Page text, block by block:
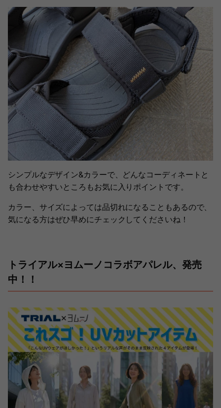
シンプルなデザイン&カラーで、どんなコーディネートと
も合わせやすいところもお気に入りポイントです。
カラー、サイズによっては品切れになることもあるので、
気になる方はぜひ早めにチェックしてくださいね！
トライアル×ヨムーノコラボアパレル、発売
中！！